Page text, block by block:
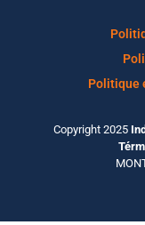
Politique
Copyright 2025